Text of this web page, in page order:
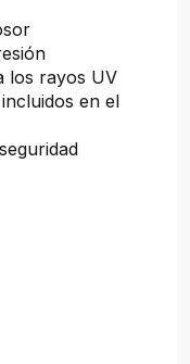
los rayos UV
en el